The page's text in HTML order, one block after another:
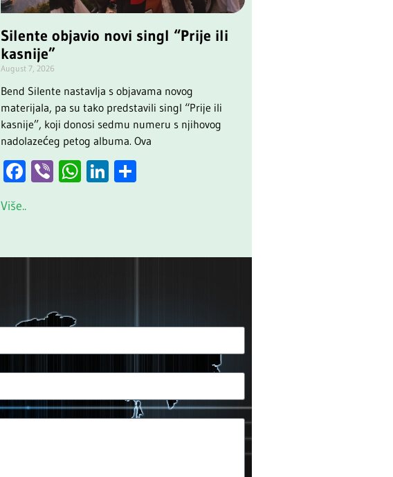
Silente objavio novi singl “Prije ili
kasnije”
August 7, 2026
Bend Silente nastavlja s objavama novog
materijala, pa su tako predstavili singl “Prije ili
kasnije”, koji donosi sedmu numeru s njihovog
nadolazećeg petog albuma. Ova
Facebook
ViberWhatsApp
LinkedIn
Share
Više..